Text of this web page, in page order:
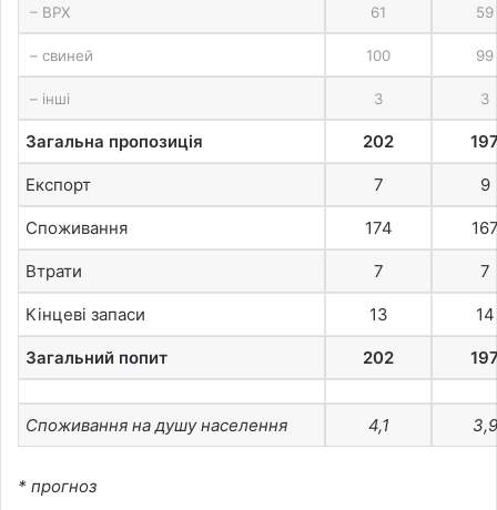
– ВРХ 61 59
– свиней 100 99
– інші 3 3
Загальна пропозиція 202
Експорт 7 9
Споживання 174
Втрати 7 7
Кінцеві запаси 13 14
Загальний попит 202
Споживання на душу населення 4,1 3,9
* прогноз